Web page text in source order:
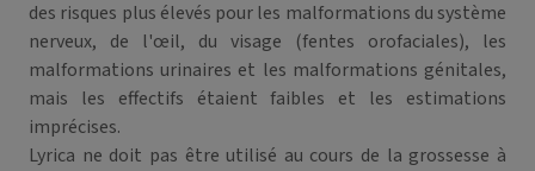
des risques plus élevés pour les malformations du système
nerveux, de l'œil, du visage (fentes orofaciales), les
malformations urinaires et les malformations génitales,
mais les effectifs étaient faibles et les estimations
imprécises.
Lyrica ne doit pas être utilisé au cours de la grossesse à